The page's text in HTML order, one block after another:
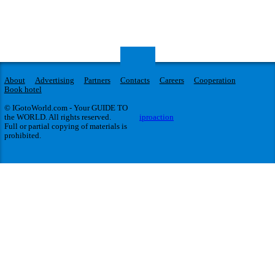
About Advertising Partners Contacts Careers
Cooperation
Book hotel
© IGotoWorld.com - Your GUIDE TO
the WORLD. All rights reserved.
Full or partial copying of materials is
prohibited.
iproaction